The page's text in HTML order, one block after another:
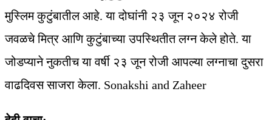
मुस्लिम कुटुंबातील आहे. या दोघांनी २३ जून २०२४ रोजी
जवळचे मित्र आणि कुटुंबाच्या उपस्थितीत लग्न केले होते. या
जोडप्याने नुकतीच या वर्षी २३ जून रोजी आपल्या लग्नाचा दुसरा
वाढदिवस साजरा केला. Sonakshi and Zaheer